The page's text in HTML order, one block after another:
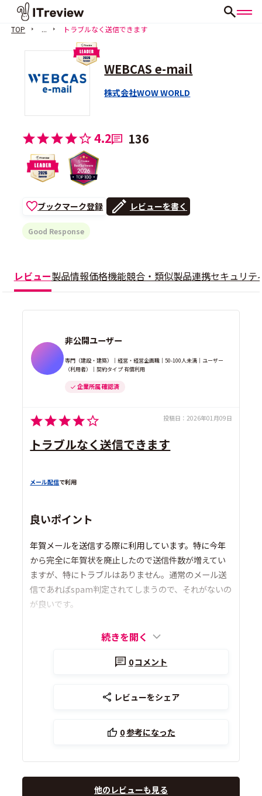
TOP ... トラブルなく送信できます
WEBCAS e-mail
株式会社WOW WORLD
4.2 136
ブックマーク登録 レビューを書く
Good Response
レビュー製品情報価格機能競合・類似製品連携セキュリテ
非公開ユーザー
専門（建設・建築）｜経営・経営企画職｜50-100人未満｜ユーザー
（利用者）｜契約タイプ 有償利用
企業所属 確認済
投稿日： 2026年01月09日
トラブルなく送信できます
メール配信で利用
良いポイント
年賀メールを送信する際に利用しています。特に今年
から完全に年賀状を廃止したので送信件数が増えてい
ますが、特にトラブルはありません。通常のメール送
信であればspam判定されてしまうので、それがないの
が良いです。
続きを開く
0コメント
レビューをシェア
0参考になった
他のレビューも見る